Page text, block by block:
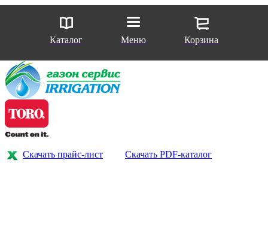
Каталог Меню Корзина
Скачать прайс-лист Скачать PDF-каталог